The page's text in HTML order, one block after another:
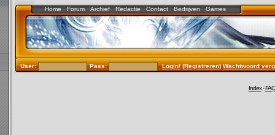
Home Forum Archief Redactie Contact Bedrijven Games
User: Pass: Login!(Registreren)Wachtwoord
Index-FAQ